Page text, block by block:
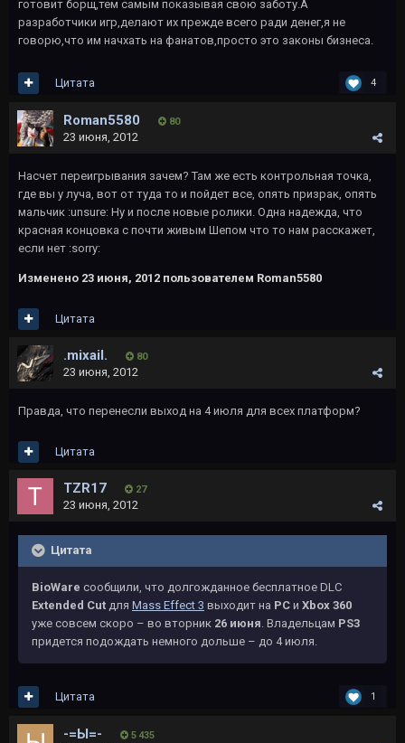
готовит борщ,тем самым показывая свою заботу.А
разработчики игр,делают их прежде всего ради денег,я не
говорю,что им начхать на фанатов,просто это законы бизнеса.
4
Цитата
Roman5580 80
23 июня, 2012
Насчет переигрывания зачем? Там же есть контрольная точка,
где вы у луча, вот от туда то и пойдет все, опять призрак, опять
мальчик :unsure: Ну и после новые ролики. Одна надежда, что
красная концовка с почти живым Шепом что то нам расскажет,
если нет :sorry:
Изменено 23 июня, 2012 пользователем Roman5580
Цитата
.mixail. 80
23 июня, 2012
Правда, что перенесли выход на 4 июля для всех платформ?
Цитата
TZR17 27
23 июня, 2012
Цитата
BioWare сообщили, что долгожданное бесплатное DLC
Extended Cut для Mass Effect 3 выходит на PC и Xbox 360
уже совсем скоро – во вторник 26 июня. Владельцам PS3
придется подождать немного дольше – до 4 июля.
1
Цитата
-=Ы=- 5 435